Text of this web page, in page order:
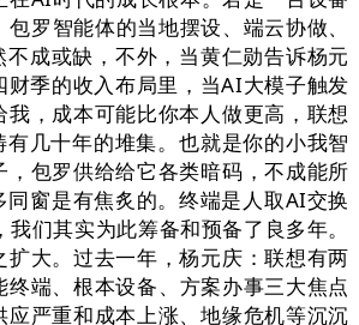
罗智能体的当地摆设、端云协做、
成或缺，不外，当黄仁勋告诉杨元
季的收入布局里，当AI大模子触发
，成本可能比你本人做更高，联想
几十年的堆集。也就是你的小我智
包罗供给给它各类暗码，不成能所
窗是有焦炙的。终端是人取AI交换
们其实为此筹备和预备了良多年。
大。过去一年，杨元庆：联想有两
端、根本设备、方案办事三大焦点
严重和成本上涨、地缘危机等沉沉